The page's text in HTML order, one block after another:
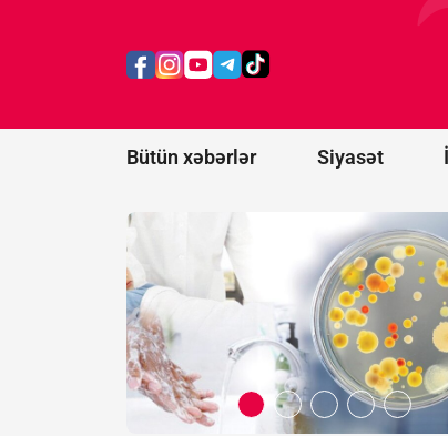
Bütün xəbərlər Siyasət
Meksikadan
göstərilib